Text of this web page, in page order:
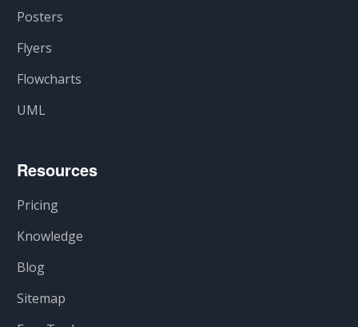
Posters
Flyers
Flowcharts
UML
Resources
Pricing
Knowledge
Blog
Sitemap